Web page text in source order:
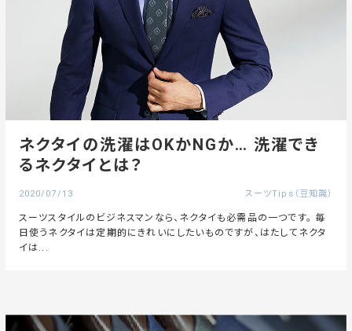
ネクタイの洗濯はOKかNGか… 洗濯でき
るネクタイとは？
2020/07/13 スーツTips（豆知識）
スーツスタイルのビジネスマンなら、ネクタイも必需品の一つです。 毎
日使うネクタイは定期的にきれいにしたいものですが、はたしてネクタ
イは...